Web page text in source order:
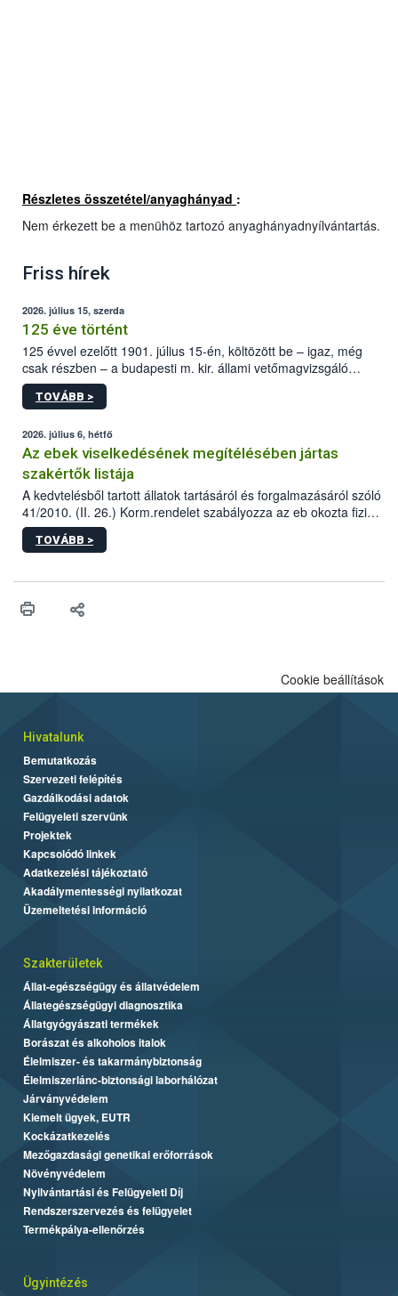
Részletes összetétel/anyaghányad :
Nem érkezett be a menühöz tartozó anyaghányadnyílvántartás.
Friss hírek
2026. július 15, szerda
125 éve történt
125 évvel ezelőtt 1901. július 15-én, költözött be – igaz, még
csak részben – a budapesti m. kir. állami vetőmagvizsgáló
állomás a Kis Rókus utca 15. szám alatti, Czigler Győző által
tervezett új épületébe.
TOVÁBB >
2026. július 6, hétfő
Az ebek viselkedésének megítélésében jártas
szakértők listája
A kedvtelésből tartott állatok tartásáról és forgalmazásáról szóló
41/2010. (II. 26.) Korm.rendelet szabályozza az eb okozta fizikai
sérülés, illetve ennek veszélye keletkezésekor felmerülő
hatósági feladatokat, valamint a veszélyes eb tartását és annak
vonni az ebek viselkedésének megítélésében jártas szakértőt.
TOVÁBB >
Cookie beállítások
Hivatalunk
Bemutatkozás
Szervezeti felépítés
Gazdálkodási adatok
Felügyeleti szervünk
Projektek
Kapcsolódó linkek
Adatkezelési tájékoztató
Akadálymentességi nyilatkozat
Üzemeltetési információ
Szakterületek
Állat-egészségügy és állatvédelem
Állategészségügyi diagnosztika
Állatgyógyászati termékek
Borászat és alkoholos italok
Élelmiszer- és takarmánybiztonság
Élelmiszerlánc-biztonsági laborhálózat
Járványvédelem
Kiemelt ügyek, EUTR
Kockázatkezelés
Mezőgazdasági genetikai erőforrások
Növényvédelem
Nyilvántartási és Felügyeleti Díj
Rendszerszervezés és felügyelet
Termékpálya-ellenőrzés
Ügyintézés